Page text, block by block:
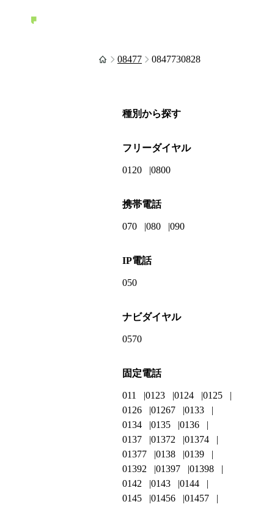
08477 0847730828
種別から探す
フリーダイヤル
0120 0800
携帯電話
070 080 090
IP電話
050
ナビダイヤル
0570
固定電話
011 0123 0124
0125
0126
01267
0133
0134
0135
0136
0137
01372
01374
01377
0138
0139
01392
01397
01398
0142
0143
0144
0145
01456
01457